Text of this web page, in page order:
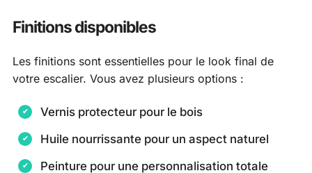
Finitions disponibles
Les finitions sont essentielles pour le look final de
votre escalier. Vous avez plusieurs options :
Vernis protecteur pour le bois
Huile nourrissante pour un aspect naturel
Peinture pour une personnalisation totale